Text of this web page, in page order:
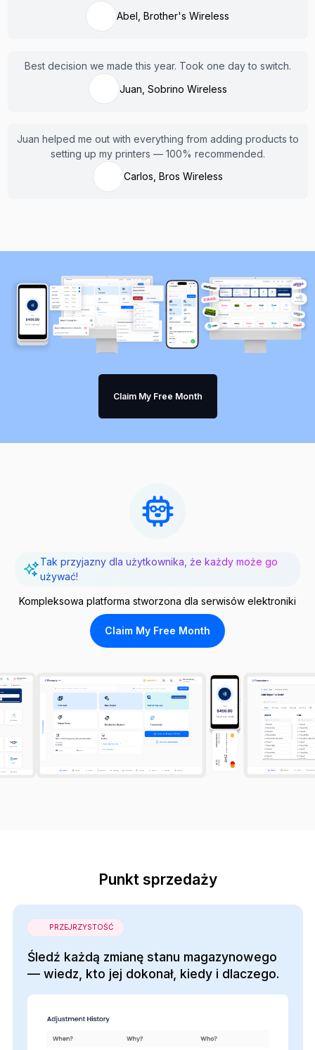
Abel, Brother's Wireless
Best decision we made this year. Took one day to switch.
Juan, Sobrino Wireless
Juan helped me out with everything from adding products to
setting up my printers — 100% recommended.
Carlos, Bros Wireless
Claim My Free Month
Tak przyjazny dla użytkownika, że każdy może go
używać!
Kompleksowa platforma stworzona dla serwisów elektroniki
Claim My Free Month
Punkt sprzedaży
PRZEJRZYSTOŚĆ
Śledź każdą zmianę stanu magazynowego
— wiedz, kto jej dokonał, kiedy i dlaczego.